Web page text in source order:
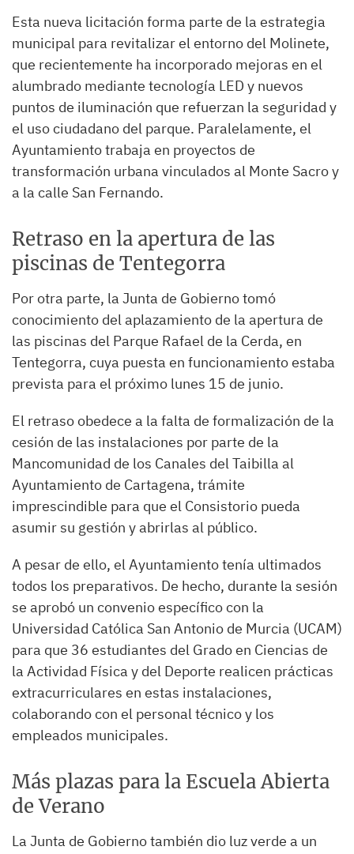
Esta nueva licitación forma parte de la estrategia
municipal para revitalizar el entorno del Molinete,
que recientemente ha incorporado mejoras en el
alumbrado mediante tecnología LED y nuevos
puntos de iluminación que refuerzan la seguridad y
el uso ciudadano del parque. Paralelamente, el
Ayuntamiento trabaja en proyectos de
transformación urbana vinculados al Monte Sacro y
a la calle San Fernando.
Retraso en la apertura de las
piscinas de Tentegorra
Por otra parte, la Junta de Gobierno tomó
conocimiento del aplazamiento de la apertura de
las piscinas del Parque Rafael de la Cerda, en
Tentegorra, cuya puesta en funcionamiento estaba
prevista para el próximo lunes 15 de junio.
El retraso obedece a la falta de formalización de la
cesión de las instalaciones por parte de la
Mancomunidad de los Canales del Taibilla al
Ayuntamiento de Cartagena, trámite
imprescindible para que el Consistorio pueda
asumir su gestión y abrirlas al público.
A pesar de ello, el Ayuntamiento tenía ultimados
todos los preparativos. De hecho, durante la sesión
se aprobó un convenio específico con la
Universidad Católica San Antonio de Murcia (UCAM)
para que 36 estudiantes del Grado en Ciencias de
la Actividad Física y del Deporte realicen prácticas
extracurriculares en estas instalaciones,
colaborando con el personal técnico y los
empleados municipales.
Más plazas para la Escuela Abierta
de Verano
La Junta de Gobierno también dio luz verde a un